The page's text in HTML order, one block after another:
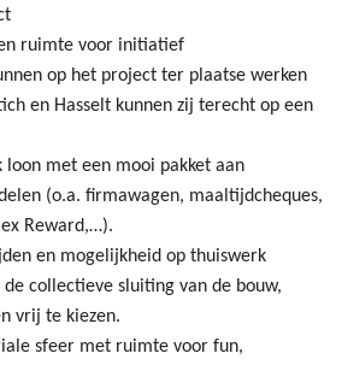
ruimte voor initiatief
op het project ter plaatse werken
en Hasselt kunnen zij terecht op een
loon met een mooi pakket aan
(o.a. firmawagen, maaltijdcheques,
Reward,…).
en mogelijkheid op thuiswerk
de collectieve sluiting van de bouw,
vrij te kiezen.
sfeer met ruimte voor fun,